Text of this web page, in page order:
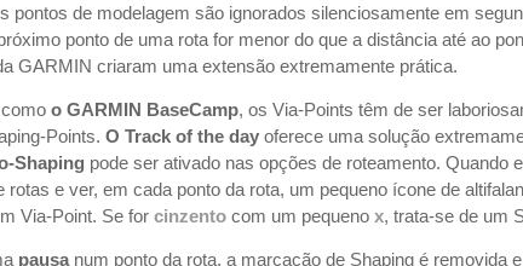
pontos de modelagem são ignorados silenciosamente em
ponto de uma rota for menor do que a distância até ao
GARMIN criaram uma extensão extremamente prática.
comoo GARMIN BaseCamp, os Via-Points têm de ser
Points.O Track of the day oferece uma solução
Shaping pode ser ativado nas opções de roteamento. Quando
rotas e ver, em cada ponto da rota, um pequeno ícone de
Via-Point. Se forcinzento com um pequenox, trata-se de um
pausa num ponto da rota, a marcação de Shaping é removida